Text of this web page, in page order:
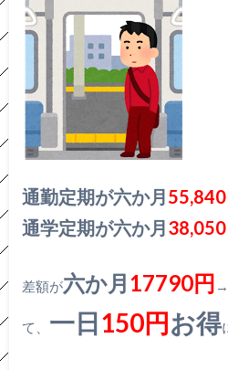
通勤定期が六か月
通学定期が六か月
差額が六か月 17790円
て、 一日150円お得